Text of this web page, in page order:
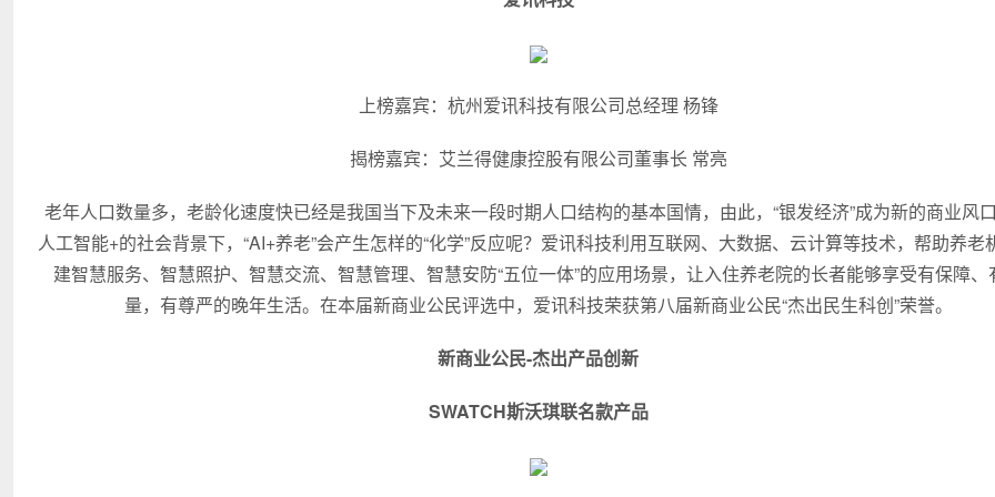
上榜嘉宾：杭州爱讯科技有限公司总经理 杨锋
揭榜嘉宾：艾兰得健康控股有限公司董事长 常亮
老年人口数量多，老龄化速度快已经是我国当下及未来一段时期人口结构的基本国情，由此，“银发经济”成为新的商业风
人工智能+的社会背景下，“AI+养老”会产生怎样的“化学”反应呢？爱讯科技利用互联网、大数据、云计算等技术，帮助养老
建智慧服务、智慧照护、智慧交流、智慧管理、智慧安防“五位一体”的应用场景，让入住养老院的长者能够享受有保障、
量，有尊严的晚年生活。在本届新商业公民评选中，爱讯科技荣获第八届新商业公民“杰出民生科创”荣誉。
新商业公民-杰出产品创新
SWATCH斯沃琪联名款产品